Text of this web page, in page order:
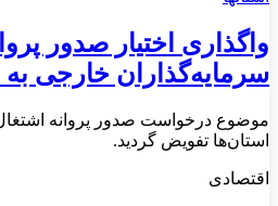
واگذاری اختیار صدور
سرمایه‌گذاران خارجی به
موضوع درخواست صدور پروانه
استان‌ها تفویض گردید.
اقتصادی